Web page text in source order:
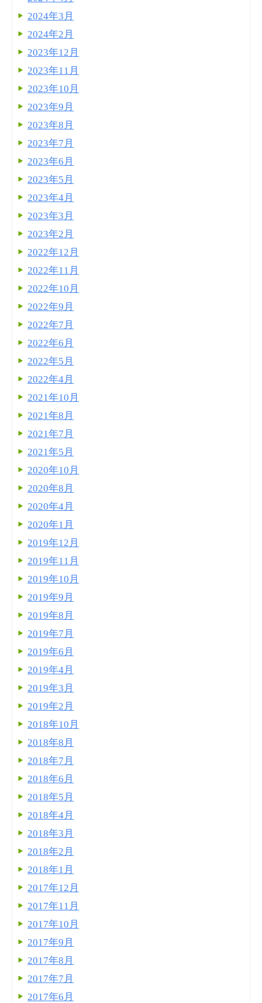
2024年3月
2024年2月
2023年12月
2023年11月
2023年10月
2023年9月
2023年8月
2023年7月
2023年6月
2023年5月
2023年4月
2023年3月
2023年2月
2022年12月
2022年11月
2022年10月
2022年9月
2022年7月
2022年6月
2022年5月
2022年4月
2021年10月
2021年8月
2021年7月
2021年5月
2020年10月
2020年8月
2020年4月
2020年1月
2019年12月
2019年11月
2019年10月
2019年9月
2019年8月
2019年7月
2019年6月
2019年4月
2019年3月
2019年2月
2018年10月
2018年8月
2018年7月
2018年6月
2018年5月
2018年4月
2018年3月
2018年2月
2018年1月
2017年12月
2017年11月
2017年10月
2017年9月
2017年8月
2017年7月
2017年6月